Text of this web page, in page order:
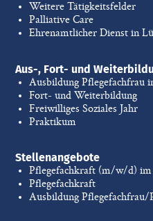
Weitere Tätigkeitsfelder
Palliative Care
Ehrenamtlicher Dienst in
Aus-, Fort- und
Ausbildung Pflegefachfrau
Fort- und Weiterbildung
Freiwilliges Soziales Jahr
Praktikum
Stellenangebote
Pflegefachkraft (m/w/d) im
Pflegefachkraft
Ausbildung Pflegefachfrau/